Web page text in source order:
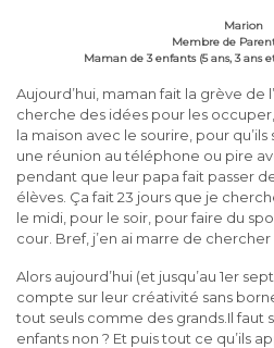
Marion
Membre de
Maman de 3 enfants (5 ans, 3 ans
Aujourd’hui, maman fait la grève de
cherche des idées pour les occuper,
la maison avec le sourire, pour
une réunion au téléphone ou pire
pendant que leur papa fait passer
élèves. Ça fait 23 jours que je
le midi, pour le soir, pour faire du
cour. Bref, j’en ai marre de
Alors aujourd’hui (et jusqu’au 1er
compte sur leur créativité sans
tout seuls comme des grands.Il faut
enfants non ? Et puis tout ce qu’ils